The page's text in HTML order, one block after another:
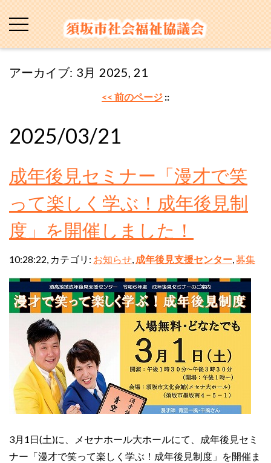
アーカイブ: 3月 2025, 21
<< 前のページ ::
2025/03/21
成年後見セミナー「漫才で笑
って楽しく学ぶ！成年後見制
度」を開催しました！
10:28:22, カテゴリ: お知らせ, 成年後見支援センター,募集
3月1日(土)に、メセナホール大ホールにて、成年後見セミ
ナー「漫才で笑って楽しく学ぶ！成年後見制度」を開催ま